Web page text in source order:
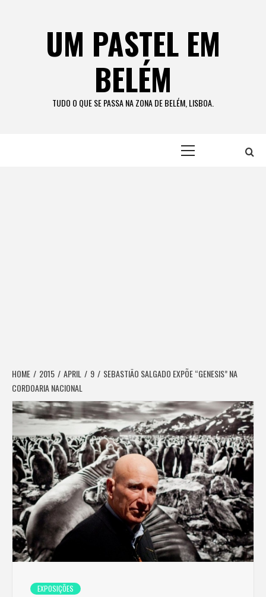
UM PASTEL EM
BELÉM
TUDO O QUE SE PASSA NA ZONA DE BELÉM, LISBOA.
HOME 2015 APRIL 9
SEBASTIÃO SALGADO EXPÕE “GENESIS” NA
CORDOARIA NACIONAL
EXPOSIÇÕES